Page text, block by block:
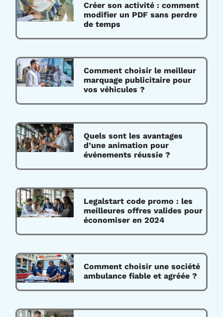
Créer son activité : comment
modifier un PDF sans perdre
de temps
Comment choisir le meilleur
marquage publicitaire pour
vos véhicules ?
Quels sont les avantages
d’une animation pour
événements réussie ?
Legalstart code promo : les
meilleures offres valides pour
économiser en 2024
Comment choisir une société
ambulance fiable et agréée ?